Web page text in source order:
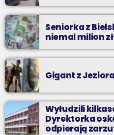
Seniorka z
niemal milion
Gigant z
Wyłudzili
Dyrektorka
odpierają